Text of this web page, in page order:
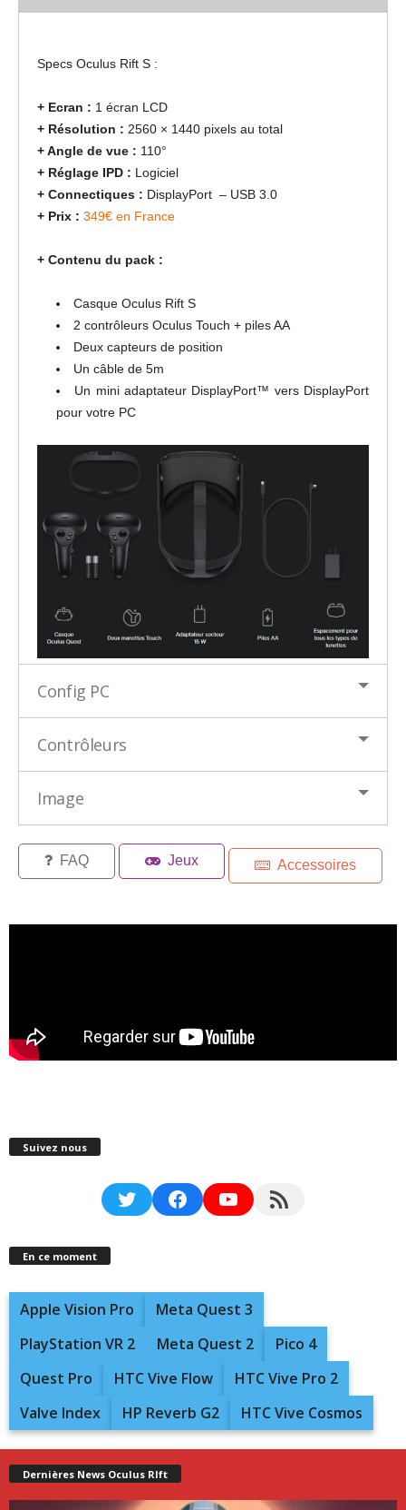
Specs Oculus Rift S :
+ Ecran : 1 écran LCD
+ Résolution : 2560 × 1440 pixels au total
+ Angle de vue : 110°
+ Réglage IPD : Logiciel
+ Connectiques : DisplayPort – USB 3.0
+ Prix : 349€ en France
+ Contenu du pack :
Casque Oculus Rift S
2 contrôleurs Oculus Touch + piles AA
Deux capteurs de position
Un câble de 5m
Un mini adaptateur DisplayPort™ vers DisplayPort
pour votre PC
Config PC
Contrôleurs
Image
FAQ Jeux Accessoires
Suivez nous
TwitterFacebookYouTubeRSS Feed
En ce moment
Apple Vision Pro
Meta Quest 3
PlayStation VR 2
Meta Quest 2
Pico 4
Quest Pro
HTC Vive Flow
HTC Vive Pro 2
Valve Index
HP Reverb G2 HTC Vive Cosmos
Dernières News Oculus RIft